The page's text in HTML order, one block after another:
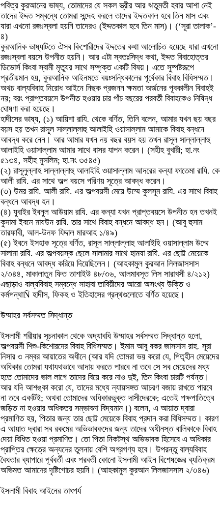
পবিত্র কুরআনের ভাষ্য, তোমাদের যে সকল স্ত্রীর আর ঋতুমতী হবার আশা নেই
তাদের ইদ্দত সম্বন্ধে তোমরা সন্দেহ করলে তাদের ইদ্দতকাল হবে তিন মাস এবং
যারা এখনো রজঃস্বলা হয়নি তাদেরও (ইদ্দতকাল হবে তিন মাস)। (‘সূরা তালাক’-
৪)
কুরআনিক ভাষ্যটিতে ঐসব কিশোরীদের ইদ্দতের কথা আলোচিত হয়েছে যারা এখনো
রজঃস্বলা বয়সে উপনীত হয়নি। আর এটা স্বতঃসিদ্ধ কথা, ইদ্দত বিবাহোত্তর
ডিভোর্স কিংবা স্বামী মৃত্যুর সাথে সম্পৃক্ত একটি বিষয়। এতে সুষ্পষ্টরূপে
প্রতীয়মান হয়, কুরআনিক আইনমতে বয়ঃসন্ধিকালের পূর্বেকার বিবাহ বিধিসম্মত।
অথচ বাল্যবিবাহ নিরোধ আইনে নিছক প্রজনন ক্ষমতা অর্জনের পূবকালীন বিবাহই
নয়; বরং প্রাপ্তবয়সে উপনীত হওয়ার চার পাঁচ বছরের পরবর্তী বিবাহকেও নিষিদ্ধ
ঘোষণা করা হয়েছে।
হাদীসের ভাষ্য, (১) আয়িশা রাযি. থেকে বর্ণিত, তিনি বলেন, আমার যখন ছয় বছর
বয়স হয় তখন রাসূল সাল্লাল্লাহু আলাইহি ওয়াসাল্লাম আমাকে বিবাহ বন্ধনে
আবদ্ধ করে নেন। আর আমার যখন নয় বছর বয়স হয় তখন রাসূল সাল্লাল্লাহু
আলাইহি ওয়াসাল্লাম আমার সাথে বাসর যাপন করেন। (সহীহ বুখারী; হা.নং
৫১৩৪, সহীহ মুসলিম; হা.নং ৩৫৪৫)
(২) রাসূলুল্লাহ সাল্লাল্লাহু আলাইহি ওয়াসাল্লাম আদরের কন্যা ফাতেমা রাযি. কে
আলী রাযি. এর সাথে অল্প বয়সে পরিণয় সূত্রে আবদ্ধ করেন।
(৩) উমর রাযি. আলী রাযি. এর অল্পবয়সী মেয়ে উম্মে কুলসূম রাযি. এর সাথে বিবাহ
বন্ধনে আবদ্ধ হন।
(৪) যুবাইর ইবনুল আউয়াম রাযি. এর কন্যা যখন প্রাপ্তবয়সে উপনীত হন তখনই
কুদামা ইবনে মাযউন রাযি. তার সাথে বিবাহ বন্ধনে আবদ্ধ হন। (আবু হুসাম
তারফাবী, আল-উনফ যিদ্দাল মারআহ ১/৪৯)
(৫) ইবনে ইসহাক সূত্রে বর্ণিত, রাসূল সাল্লাল্লাহু আলাইহি ওয়াসাল্লাম উম্মে
সালামা রাযি. এর অল্পবয়স্ক ছেলে সালামার সাথে হামযা রাযি. এর ছোট্ট মেয়েকে
বিবাহ বন্ধনে আবদ্ধ করিয়ে দিয়েছিলেন। (আহকামুল কুরআন লিলজাসসাস
২/৩৪৪, মাকালাতুন ফিত তাশাইউ ৪৮/৩৬, আলমাবসূত লিস সারাখসী ৪/২১২)
এছাড়াও বাল্যবিবাহ সম্বন্ধে সাহাবা তাবিয়ীদের আরো অসংখ্য উক্তি ও
কর্মপন্থাÑ হাদীস, ফিকহ ও ইতিহাসের গ্রন্থগুলোতে বর্ণিত হয়েছে।
উম্মাহর সর্বসম্মত সিদ্ধান্ত
ইসলামী শরীয়ার সূচনাকাল থেকে অদ্যাবধি উম্মাহর সর্বসম্মত সিদ্ধান্ত হলো,
অল্পবয়সী শিশু-কিশোরদের বিবাহ বিধিসম্মত। ইমাম আবু বকর জাসসাস রাহ. সূরা
নিসার ৩ নম্বর আয়াতের অধীনে (আর যদি তোমরা ভয় করো যে, পিতৃহীন মেয়েদের
অধিকার তোমরা যথাযথভাবে আদায় করতে পারবে না তবে সে সব মেয়েদের মধ্য
হতে তোমাদের ভাল লাগে তাদের বিয়ে করে নাও দুই, তিন কিংবা চারটি পর্যন্ত।
আর যদি আশঙ্কা করো যে, তাদের মধ্যে ন্যায়সঙ্গত আচরণ বজায় রাখতে পারবে
না তবে একটিই; অথবা তোমাদের অধিকারভুক্ত দাসীদেরকে; এতেই পক্ষপাতিত্বে
জড়িত না হওয়ার অধিকতর সম্ভাবনা বিদ্যমান।) বলেন, এ আয়াত দ্বারা
প্রমাণিত হয়, পিতার জন্য তার ছোট্ট মেয়েকে বিবাহ প্রদান করা বিধিসম্মত। কারণ
এ আয়াত দ্বারা সব রকমের অভিভাবকদের জন্য তাদের অধীনস্ত বালিকাকে বিবাহ
দেয়া বিধিত হওয়া প্রমাণিত। তো পিতা নিকটস্থ অভিভাবক হিসেবে এ অধিকার
প্রাপ্তির ক্ষেত্রে অন্যদের তুলনায় বেশি অগ্রগণ্য হবে। উপরন্তু বাল্যবিবাহ
বৈধতার ব্যাপারে পূর্ববর্তী এবং পরবর্তী কোনো ইসলামী আইন বিশেষজ্ঞের ব্যতিক্রম
অভিমত আমাদের দৃষ্টিগোচর হয়নি। (আহকামুল কুরআন লিলজাসসাস ২/৩৪৬)
ইসলামী বিবাহ আইনের তাৎপর্য